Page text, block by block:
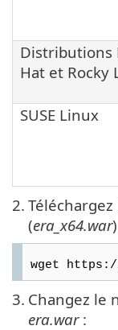
Distributions
Hat et Rocky
SUSE Linux
2.
(era_x64.war
wget https://
3. Changez le
era.war: